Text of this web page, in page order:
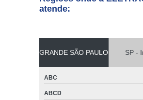
atende:
GRANDE SÃO PAULO SP -
ABC
ABCD